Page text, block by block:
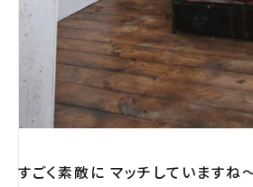
すごく素敵に マッチしていますね